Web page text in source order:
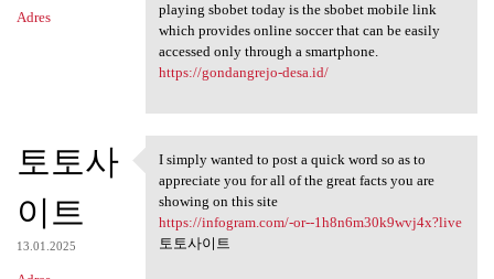
Adres
playing sbobet today is the sbobet mobile link
which provides online soccer that can be easily
accessed only through a smartphone.
https://gondangrejo-desa.id/
토토사
이트
13.01.2025
I simply wanted to post a
I simply wanted to post a quick word so as to
appreciate you for all of the great facts you are
showing on this site
https://infogram.com/-or--1h8n6m30k9wvj4x?live
토토사이트